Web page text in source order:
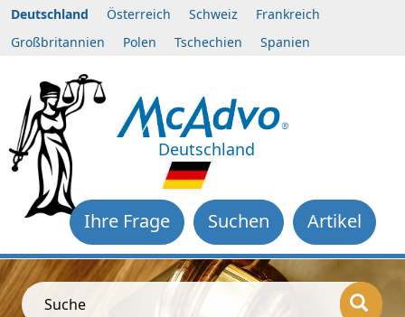
Deutschland Österreich Schweiz
Frankreich
Großbritannien
Polen Tschechien Spanien
Deutschland
Artikel
Suchen
Ihre Frage
Suche